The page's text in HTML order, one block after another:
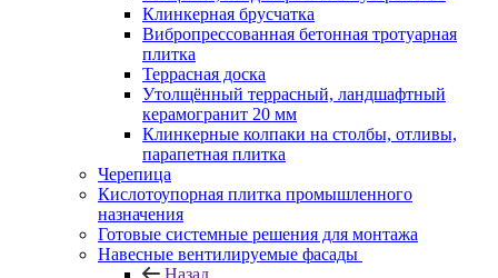
Клинкерная брусчатка
Вибропрессованная бетонная тротуарная
плитка
Террасная доска
Утолщённый террасный, ландшафтный
керамогранит 20 мм
Клинкерные колпаки на столбы, отливы,
парапетная плитка
Черепица
Кислотоупорная плитка промышленного
назначения
Готовые системные решения для монтажа
Навесные вентилируемые фасады
Назад